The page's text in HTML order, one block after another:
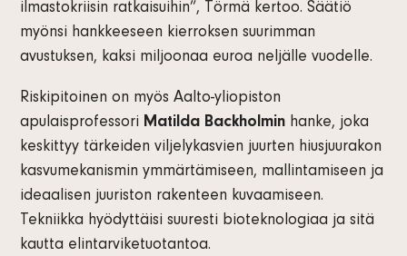
ilmastokriisin ratkaisuihin”, Törmä kertoo. Säätiö
myönsi hankkeeseen kierroksen suurimman
avustuksen, kaksi miljoonaa euroa neljälle vuodelle.
Riskipitoinen on myös Aalto-yliopiston
apulaisprofessori Matilda Backholmin hanke, joka
keskittyy tärkeiden viljelykasvien juurten hiusjuurakon
kasvumekanismin ymmärtämiseen, mallintamiseen ja
ideaalisen juuriston rakenteen kuvaamiseen.
Tekniikka hyödyttäisi suuresti bioteknologiaa ja sitä
kautta elintarviketuotantoa.